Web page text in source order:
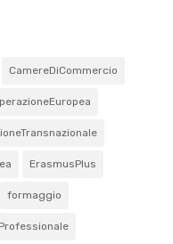
CamereDiCommercio
ErasmusPlus
formaggio